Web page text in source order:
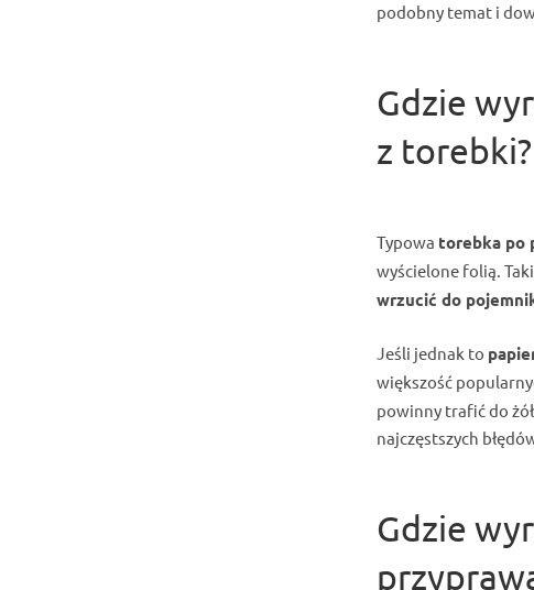
podobny temat i
Gdzie
z torebki?
Typowa torebka po
wyścielone folią.
wrzucić do
Jeśli jednak to
większość
powinny trafić do
najczęstszych
Gdzie